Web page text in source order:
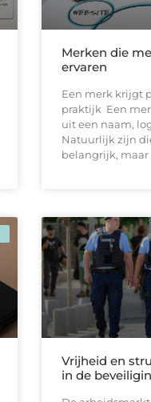
Merken die
ervaren
Een merk krijgt
praktijk Een
uit een naam,
Natuurlijk zijn
belangrijk, maar
Vrijheid en
in de